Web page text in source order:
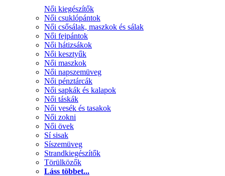
Női kiegészítők
Női csuklópántok
Női csősálak, maszkok és sálak
Női fejpántok
Női hátizsákok
Női kesztyűk
Női maszkok
Női napszemüveg
Női pénztárcák
Női sapkák és kalapok
Női táskák
Női vesék és tasakok
Női zokni
Női övek
Sí sisak
Síszemüveg
Strandkiegészítők
Törülközők
Láss többet...